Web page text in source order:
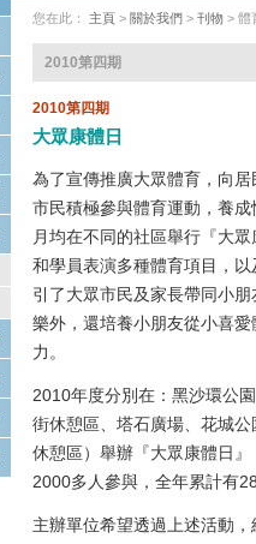
您在此： 主頁 > 關於我們 > 刊物 > 體
2010第四期
2010第四期
大眾康體日
為了宣傳推廣大眾體育，向
市民積極參與體育運動，養
月均在不同的社區舉行『大
和學員表演多種體育項目，
引了大眾市民及家長帶同小
樂外，還培養小朋友從小喜
力。
2010年度分別在：黑沙環公
街休憩區、塔石廣場、花城
休憩區）舉辦『大眾康體日
2000多人參與，全年累計有
主辦單位希望透過上述活動